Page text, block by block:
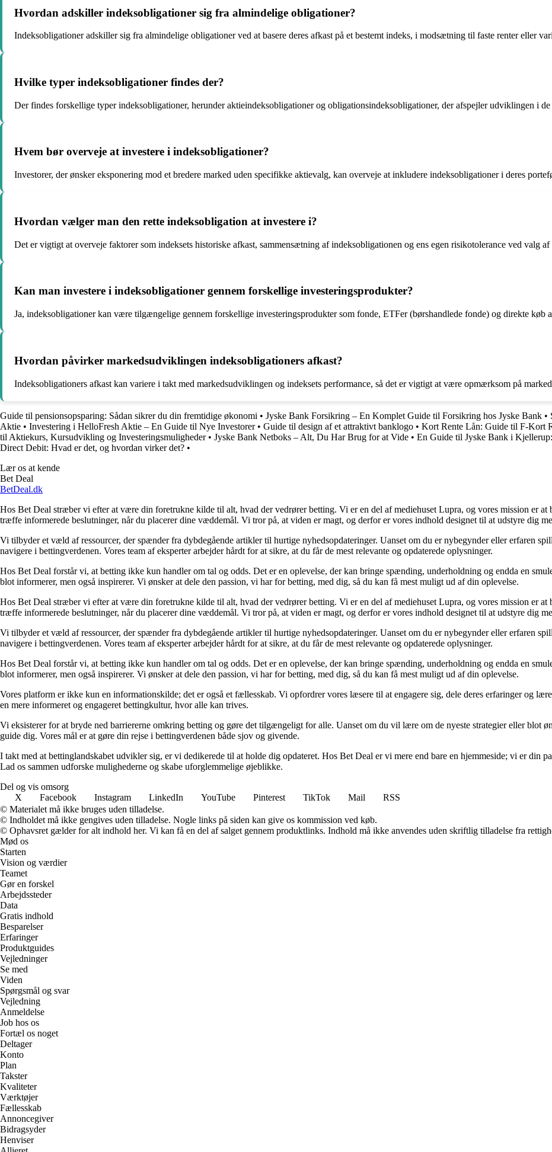
Hvordan adskiller indeksobligationer sig fra almindelige obligationer?
Indeksobligationer adskiller sig fra almindelige obligationer ved at basere deres afkast på et bestemt indeks, i modsætning til faste renter eller
Hvilke typer indeksobligationer findes der?
Der findes forskellige typer indeksobligationer, herunder aktieindeksobligationer og obligationsindeksobligationer, der afspejler udviklingen i de
Hvem bør overveje at investere i indeksobligationer?
Investorer, der ønsker eksponering mod et bredere marked uden specifikke aktievalg, kan overveje at inkludere indeksobligationer i deres
Hvordan vælger man den rette indeksobligation at investere i?
Det er vigtigt at overveje faktorer som indeksets historiske afkast, sammensætning af indeksobligationen og ens egen risikotolerance ved valg
Kan man investere i indeksobligationer gennem forskellige investeringsprodukter?
Ja, indeksobligationer kan være tilgængelige gennem forskellige investeringsprodukter som fonde, ETFer (børshandlede fonde) og direkte køb
Hvordan påvirker markedsudviklingen indeksobligationers afkast?
Indeksobligationers afkast kan variere i takt med markedsudviklingen og indeksets performance, så det er vigtigt at være opmærksom på
Guide til pensionsopsparing: Sådan sikrer du din fremtidige økonomi • Jyske Bank Forsikring – En Komplet Guide til Forsikring hos Jyske Bank •
Aktie • Investering i HelloFresh Aktie – En Guide til Nye Investorer• Guide til design af et attraktivt banklogo • Kort Rente Lån: Guide til F-Kort
til Aktiekurs, Kursudvikling og Investeringsmuligheder• Jyske Bank Netboks – Alt, Du Har Brug for at Vide • En Guide til Jyske Bank i
Direct Debit: Hvad er det, og hvordan virker det? •
Lær os at kende
Bet Deal
BetDeal.dk
Hos Bet Deal stræber vi efter at være din foretrukne kilde til alt, hvad der vedrører betting. Vi er en del af mediehuset Lupra, og vores mission er at
træffe informerede beslutninger, når du placerer dine væddemål. Vi tror på, at viden er magt, og derfor er vores indhold designet til at udstyre dig
Vi tilbyder et væld af ressourcer, der spænder fra dybdegående artikler til hurtige nyhedsopdateringer. Uanset om du er nybegynder eller erfaren
navigere i bettingverdenen. Vores team af eksperter arbejder hårdt for at sikre, at du får de mest relevante og opdaterede oplysninger.
Hos Bet Deal forstår vi, at betting ikke kun handler om tal og odds. Det er en oplevelse, der kan bringe spænding, underholdning og endda en
blot informerer, men også inspirerer. Vi ønsker at dele den passion, vi har for betting, med dig, så du kan få mest muligt ud af din oplevelse.
Hos Bet Deal stræber vi efter at være din foretrukne kilde til alt, hvad der vedrører betting. Vi er en del af mediehuset Lupra, og vores mission er at
træffe informerede beslutninger, når du placerer dine væddemål. Vi tror på, at viden er magt, og derfor er vores indhold designet til at udstyre dig
Vi tilbyder et væld af ressourcer, der spænder fra dybdegående artikler til hurtige nyhedsopdateringer. Uanset om du er nybegynder eller erfaren
navigere i bettingverdenen. Vores team af eksperter arbejder hårdt for at sikre, at du får de mest relevante og opdaterede oplysninger.
Hos Bet Deal forstår vi, at betting ikke kun handler om tal og odds. Det er en oplevelse, der kan bringe spænding, underholdning og endda en
blot informerer, men også inspirerer. Vi ønsker at dele den passion, vi har for betting, med dig, så du kan få mest muligt ud af din oplevelse.
Vores platform er ikke kun en informationskilde; det er også et fællesskab. Vi opfordrer vores læsere til at engagere sig, dele deres erfaringer og
en mere informeret og engageret bettingkultur, hvor alle kan trives.
Vi eksisterer for at bryde ned barriererne omkring betting og gøre det tilgængeligt for alle. Uanset om du vil lære om de nyeste strategier eller blot
guide dig. Vores mål er at gøre din rejse i bettingverdenen både sjov og givende.
I takt med at bettinglandskabet udvikler sig, er vi dedikerede til at holde dig opdateret. Hos Bet Deal er vi mere end bare en hjemmeside; vi er din
Lad os sammen udforske mulighederne og skabe uforglemmelige øjeblikke.
Del og vis omsorg
X
Facebook Instagram LinkedIn YouTube Pinterest TikTok Mail
RSS
© Materialet må ikke bruges uden tilladelse.
© Indholdet må ikke gengives uden tilladelse. Nogle links på siden kan give os kommission ved køb.
© Ophavsret gælder for alt indhold her. Vi kan få en del af salget gennem produktlinks. Indhold må ikke anvendes uden skriftlig tilladelse fra
Mød os
Starten
Vision og værdier
Teamet
Gør en forskel
Arbejdssteder
Data
Gratis indhold
Besparelser
Erfaringer
Produktguides
Vejledninger
Se med
Viden
Spørgsmål og svar
Vejledning
Anmeldelse
Job hos os
Fortæl os noget
Deltager
Konto
Plan
Takster
Kvaliteter
Værktøjer
Fællesskab
Annoncegiver
Bidragsyder
Henviser